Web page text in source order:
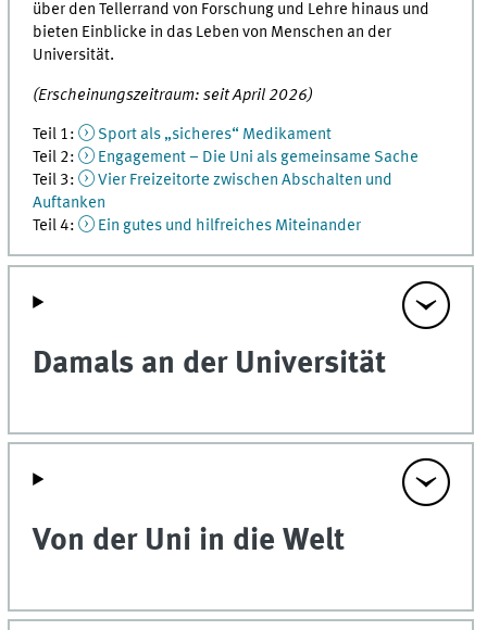
über den Tellerrand von Forschung und Lehre hinaus und
bieten Einblicke in das Leben von Menschen an der
Universität.
(Erscheinungszeitraum: seit April 2026)
Teil 1:
Sport als „sicheres“ Medikament
Teil 2:
Engagement – Die Uni als gemeinsame Sache
Teil 3:
Vier Freizeitorte zwischen Abschalten und
Auftanken
Teil 4:
Ein gutes und hilfreiches Miteinander
Damals an der Universität
Von der Uni in die Welt